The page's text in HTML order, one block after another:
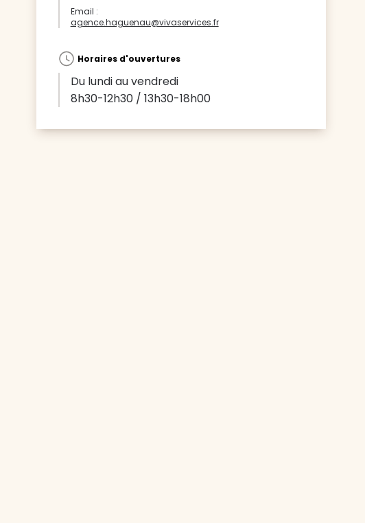
Email :
agence.haguenau@vivaservices.fr
Horaires d'ouvertures
Du lundi au vendredi
8h30-12h30 / 13h30-18h00